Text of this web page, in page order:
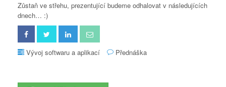
Zůstaň ve střehu, prezentující budeme odhalovat v následujících
dnech… :)
Vývoj softwaru a aplikací Přednáška